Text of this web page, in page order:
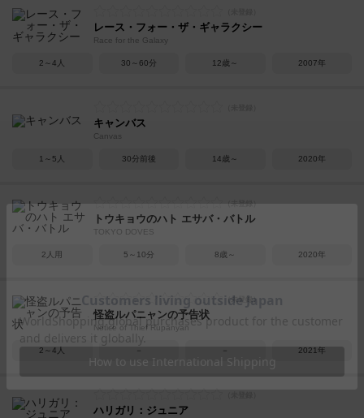
レース・フォー・ザ・ギャラクシー
Race for the Galaxy
2～4人 30～60分 12歳～ 2007年
キャンバス
Canvas
1～5人 30分前後 14歳～ 2020年
トウキョウのハト エサバ・バトル
TOKYO DOVES
2人用 5～10分 8歳～ 2020年
怪盗ルパニャンの予告状
Notice of Thief Rupanyan
2～4人 2021年
ハリガリ：ジュニア